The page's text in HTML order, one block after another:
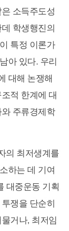
소득주도성
학생행진의
특정 이론가
아 있다. 우리
대해 논쟁해
적 한계에 대
주류경제학
의 최저생계를
하는 데 기여
대중운동 기획
쟁을 단순히
거나, 최저임